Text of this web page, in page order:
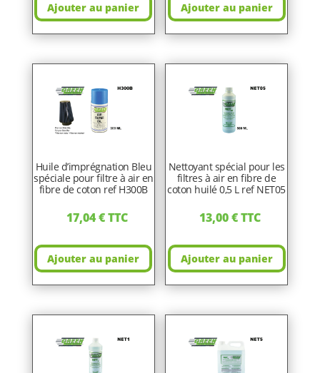
Ajouter au panier Ajouter au panier
Huile d’imprégnation Bleu
spéciale pour filtre à air en
fibre de coton ref H300B
17,04€TTC
Ajouter au panier
Nettoyant spécial pour les
filtres à air en fibre de
coton huilé 0,5 L ref NET05
13,00€TTC
Ajouter au panier